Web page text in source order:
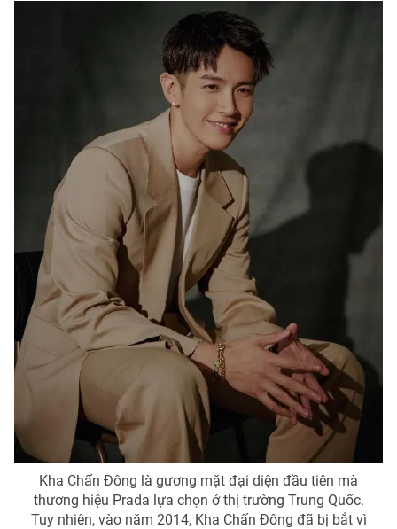
Kha Chấn Đông là gương mặt đại diện đầu tiên mà
thương hiệu Prada lựa chọn ở thị trường Trung Quốc.
Tuy nhiên, vào năm 2014, Kha Chấn Đông đã bị bắt vì